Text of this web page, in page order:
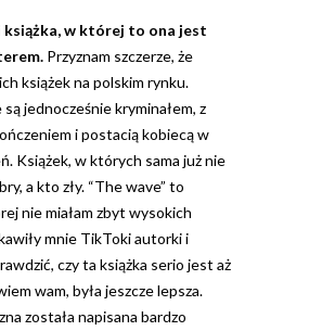
książka, w której to ona jest
Przyznam szczerze, że
książek na polskim rynku.
jednocześnie kryminałem, z
i postacią kobiecą w
Książek, w których sama już nie
a kto zły. “The wave” to
nie miałam zbyt wysokich
mnie TikToki autorki i
czy ta książka serio jest aż
wam, była jeszcze lepsza.
została napisana bardzo